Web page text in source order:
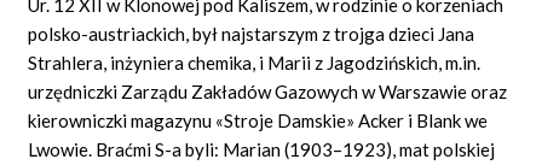
Mapa
Ur. 12 XII w Klonowej pod Kaliszem, w rodzinie o korzeniach
polsko-austriackich, był najstarszym z trojga dzieci Jana
Strahlera, inżyniera chemika, i Marii z Jagodzińskich, m.in.
urzędniczki Zarządu Zakładów Gazowych w Warszawie oraz
kierowniczki magazynu «Stroje Damskie»Acker i Blank we
Lwowie. Braćmi S-a byli: Marian (1903–1923), mat polskiej